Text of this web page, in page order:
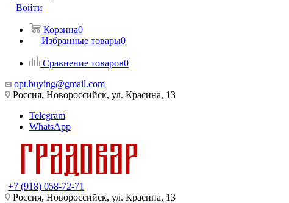
Войти
Корзина0
Избранные товары0
Сравнение товаров0
opt.buying@gmail.com
Россия, Новороссийск, ул. Красина, 13
Telegram
WhatsApp
+7 (918) 058-72-71
Россия, Новороссийск, ул. Красина, 13